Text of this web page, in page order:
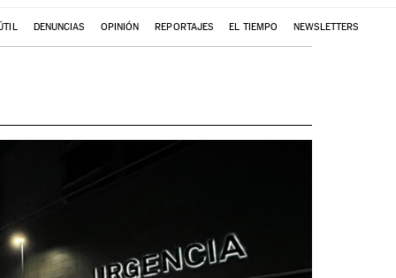
DENUNCIAS OPINIÓN REPORTAJES EL TIEMPO NEWSLETTERS